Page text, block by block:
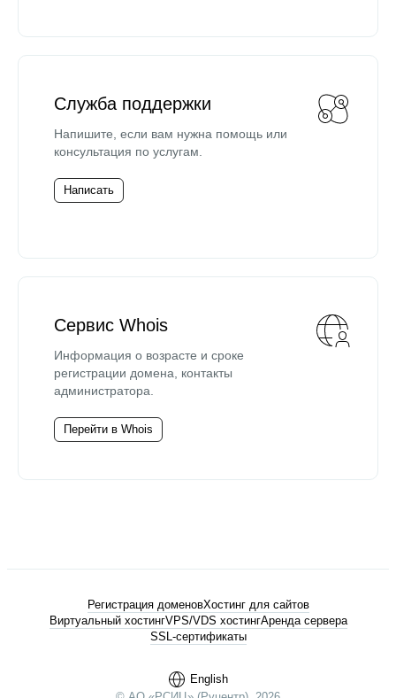
Служба поддержки
Напишите, если вам нужна помощь или
консультация по услугам.
Написать
Сервис Whois
Информация о возрасте и сроке
регистрации домена, контакты
администратора.
Перейти в Whois
English
Регистрация доменовХостинг для сайтов
Виртуальный хостингVPS/VDS хостингАренда сервера
SSL-сертификаты